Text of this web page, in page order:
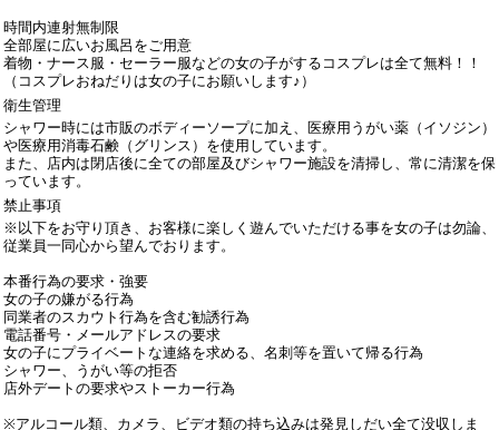
時間内連射無制限
全部屋に広いお風呂をご用意
着物・ナース服・セーラー服などの女の子がするコスプレは全て無料！！
（コスプレおねだりは女の子にお願いします♪）
衛生管理
シャワー時には市販のボディーソープに加え、医療用うがい薬（イソジン）
や医療用消毒石鹸（グリンス）を使用しています。
また、店内は閉店後に全ての部屋及びシャワー施設を清掃し、常に清潔を保
っています。
禁止事項
※以下をお守り頂き、お客様に楽しく遊んでいただける事を女の子は勿論、
従業員一同心から望んでおります。
本番行為の要求・強要
女の子の嫌がる行為
同業者のスカウト行為を含む勧誘行為
電話番号・メールアドレスの要求
女の子にプライベートな連絡を求める、名刺等を置いて帰る行為
シャワー、うがい等の拒否
店外デートの要求やストーカー行為
※アルコール類、カメラ、ビデオ類の持ち込みは発見しだい全て没収しま